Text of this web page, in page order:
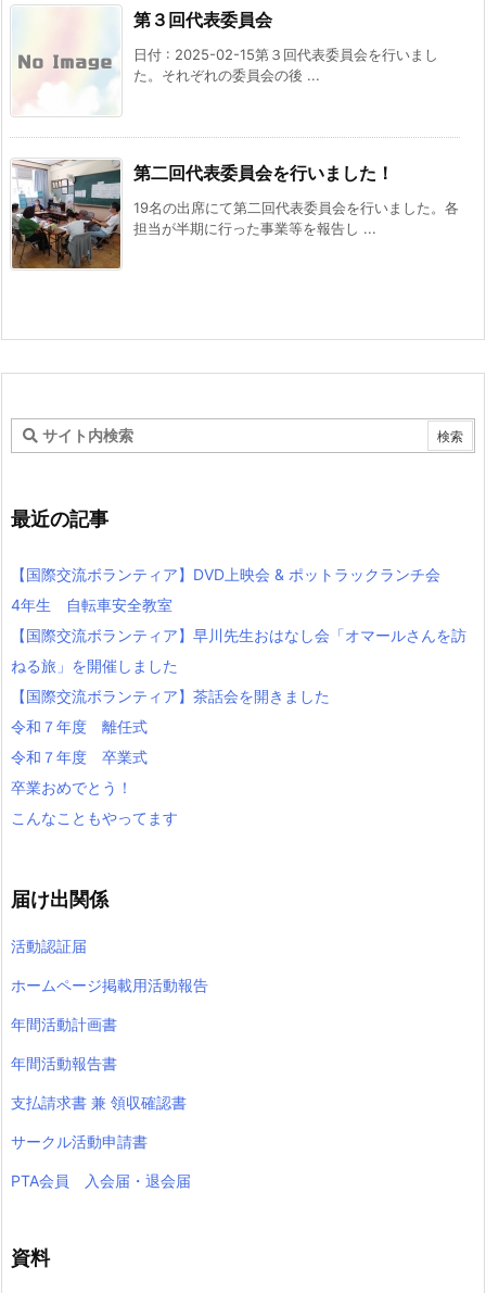
第３回代表委員会
日付 : 2025-02-15第３回代表委員会を行いまし
た。それぞれの委員会の後 ...
第二回代表委員会を行いました！
19名の出席にて第二回代表委員会を行いました。各
担当が半期に行った事業等を報告し ...
最近の記事
【国際交流ボランティア】DVD上映会 & ポットラックランチ会
4年生 自転車安全教室
【国際交流ボランティア】早川先生おはなし会「オマールさんを訪
ねる旅」を開催しました
【国際交流ボランティア】茶話会を開きました
令和７年度 離任式
令和７年度 卒業式
卒業おめでとう！
こんなこともやってます
届け出関係
活動認証届
ホームページ掲載用活動報告
年間活動計画書
年間活動報告書
支払請求書 兼 領収確認書
サークル活動申請書
PTA会員 入会届・退会届
資料